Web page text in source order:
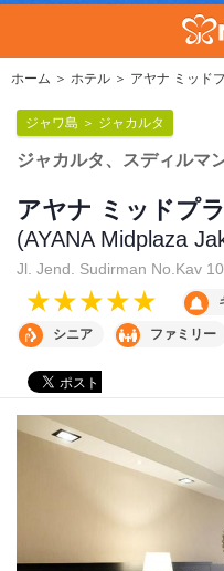
ホーム ＞ ホテル ＞ アヤナ ミッド
ジャワ島 ＞ ジャカルタ
ジャカルタ、スディルマ
アヤナ ミッドプ
(AYANA Midplaza
Jl. Jend. Sudirman No.Kav
シニア ファミリー